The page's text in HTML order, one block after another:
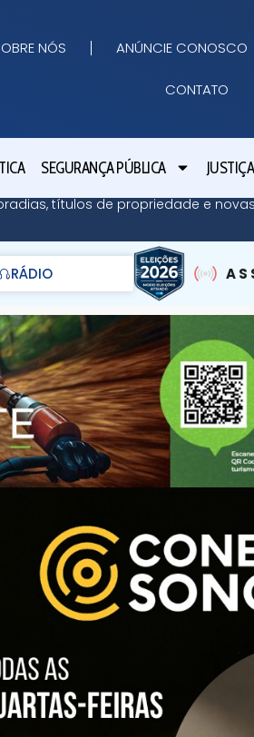
NÓS ANÚNCIE CONOSCO
CONTATO
SEGURANÇA PÚBLICA JUSTIÇA
títulos de propriedade e
RÁDIO